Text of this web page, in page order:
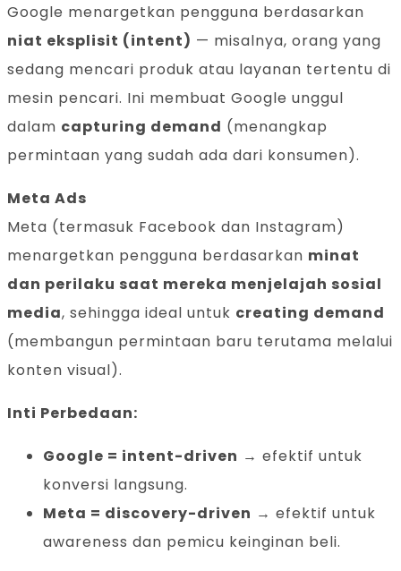
Google menargetkan pengguna berdasarkan
niat eksplisit (intent) — misalnya, orang yang
sedang mencari produk atau layanan tertentu di
mesin pencari. Ini membuat Google unggul
dalam capturing demand (menangkap
permintaan yang sudah ada dari konsumen).
Meta Ads
Meta (termasuk Facebook dan Instagram)
menargetkan pengguna berdasarkan minat
dan perilaku saat mereka menjelajah sosial
media, sehingga ideal untuk creating demand
(membangun permintaan baru terutama melalui
konten visual).
Inti Perbedaan:
Google = intent-driven → efektif untuk
konversi langsung.
Meta = discovery-driven → efektif untuk
awareness dan pemicu keinginan beli.